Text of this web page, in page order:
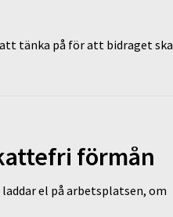
tänka på för att bidraget ska
förmån
el på arbetsplatsen, om